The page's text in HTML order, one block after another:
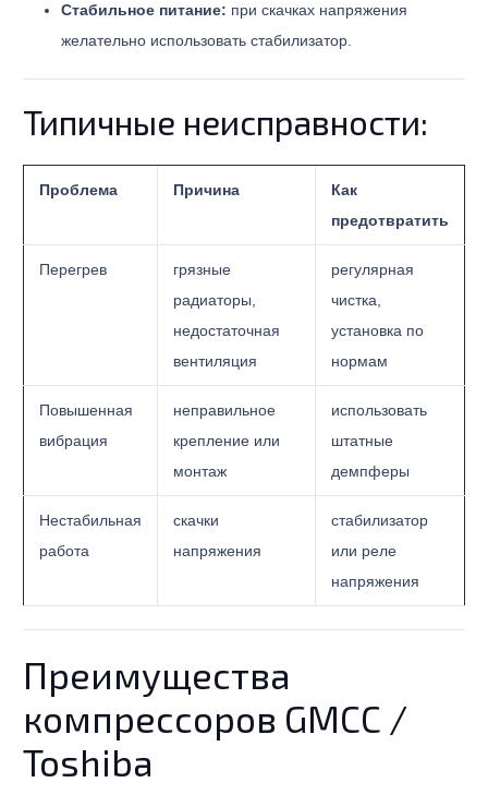
Стабильное питание: при скачках напряжения
желательно использовать стабилизатор.
Типичные неисправности:
Проблема Причина
Как
предотвратить
Перегрев
грязные
радиаторы,
недостаточная
вентиляция
регулярная
чистка,
установка по
нормам
Повышенная
вибрация
неправильное
крепление или
монтаж
использовать
штатные
демпферы
Нестабильная
работа
скачки
напряжения
стабилизатор
или реле
напряжения
Преимущества
компрессоров GMCC /
Toshiba